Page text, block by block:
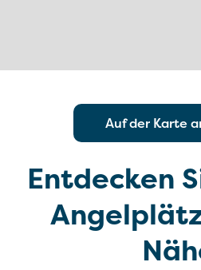
Auf der Karte
Entdecken